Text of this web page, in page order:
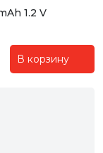
1.2 V
В корзину